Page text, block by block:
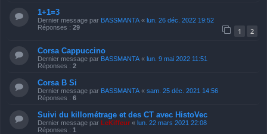
1+1=3
Dernier message par BASSMANTA « lun. 26 déc. 2022 19:52
Réponses : 29 1 2
Corsa Cappuccino
Dernier message par BASSMANTA « lun. 9 mai 2022 11:51
Réponses : 2
Corsa B Si
Dernier message par BASSMANTA « sam. 25 déc. 2021 14:56
Réponses : 6
Suivi du killométrage et des CT avec HistoVec
Dernier message par LeKiffeur « lun. 22 mars 2021 22:08
Réponses : 1